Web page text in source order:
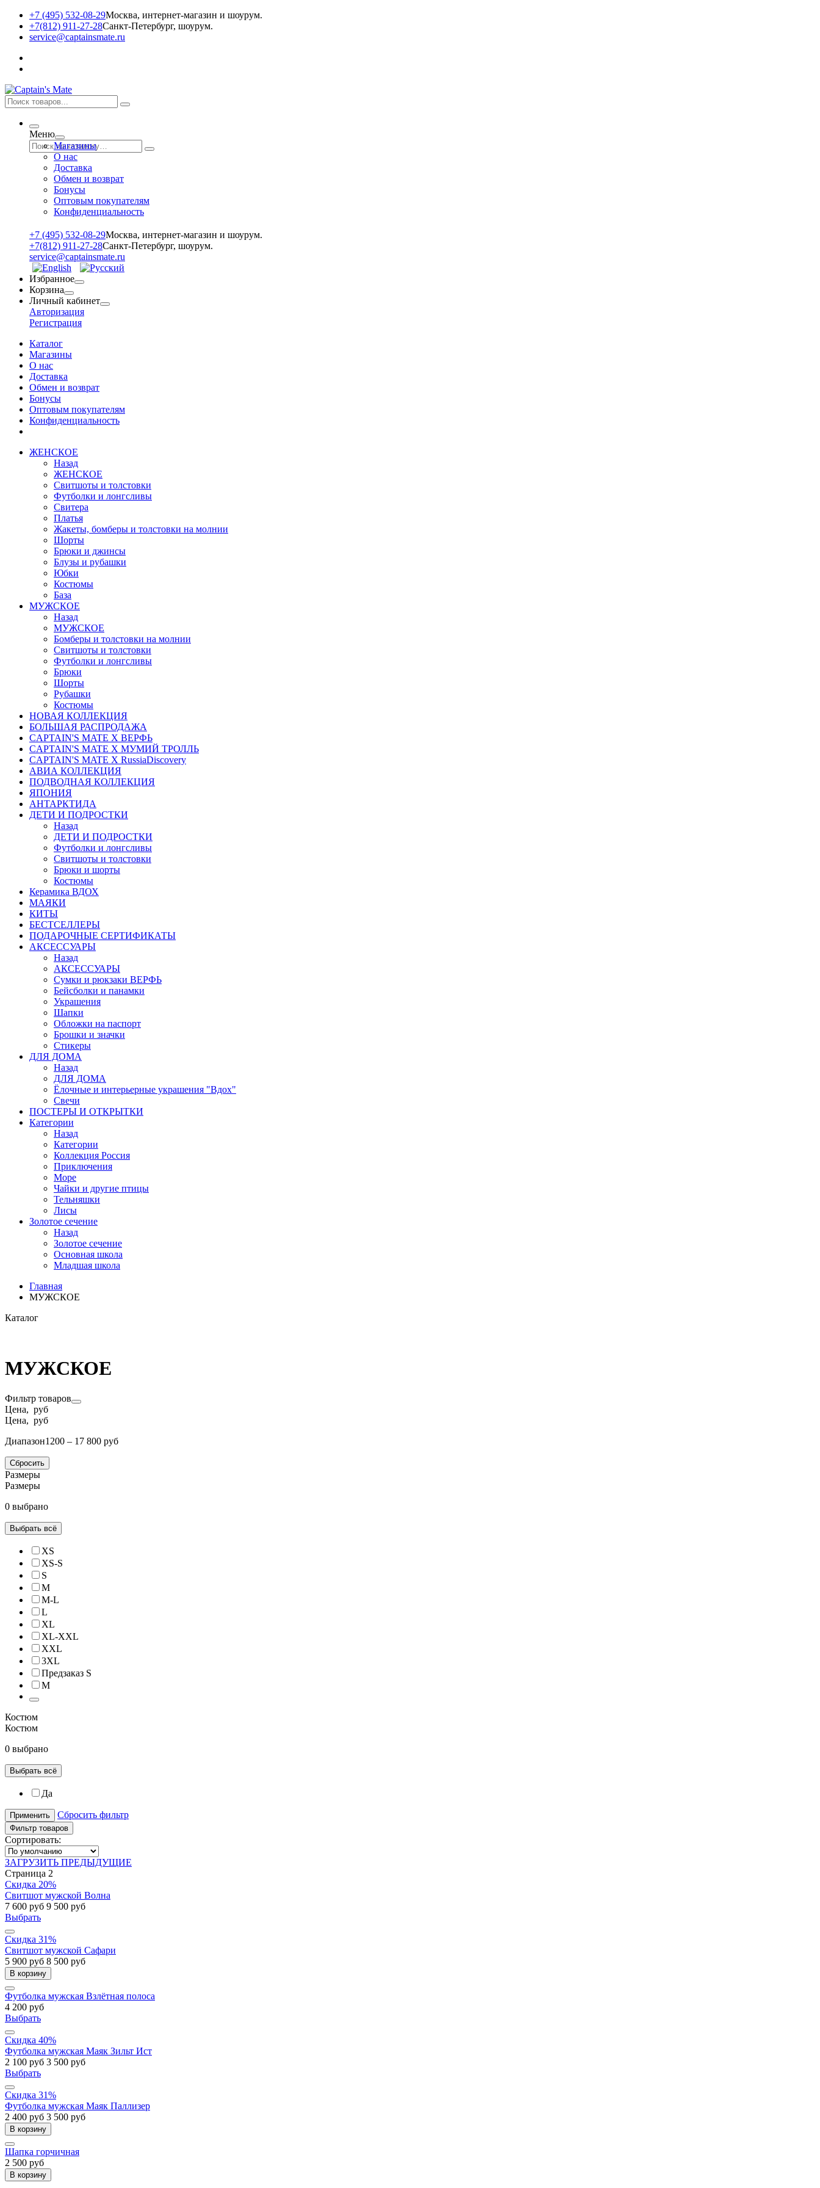
+7 (495) 532-08-29Москва, интернет-магазин и шоурум.
+7(812) 911-27-28Санкт-Петербург, шоурум.
service@captainsmate.ru
Меню
Магазины
О нас
Доставка
Обмен и возврат
Бонусы
Оптовым покупателям
Конфиденциальность
+7 (495) 532-08-29Москва, интернет-магазин и шоурум.
+7(812) 911-27-28Санкт-Петербург, шоурум.
service@captainsmate.ru
Избранное
Корзина
Личный кабинет
Авторизация
Регистрация
Каталог
Магазины
О нас
Доставка
Обмен и возврат
Бонусы
Оптовым покупателям
Конфиденциальность
ЖЕНСКОЕ
Назад
ЖЕНСКОЕ
Свитшоты и толстовки
Футболки и лонгсливы
Свитера
Платья
Жакеты, бомберы и толстовки на молнии
Шорты
Брюки и джинсы
Блузы и рубашки
Юбки
Костюмы
База
МУЖСКОЕ
Назад
МУЖСКОЕ
Бомберы и толстовки на молнии
Свитшоты и толстовки
Футболки и лонгсливы
Брюки
Шорты
Рубашки
Костюмы
НОВАЯ КОЛЛЕКЦИЯ
БОЛЬШАЯ РАСПРОДАЖА
CAPTAIN'S MATE X ВЕРФЬ
CAPTAIN'S MATE Х МУМИЙ ТРОЛЛЬ
CAPTAIN'S MATE X RussiaDiscovery
АВИА КОЛЛЕКЦИЯ
ПОДВОДНАЯ КОЛЛЕКЦИЯ
ЯПОНИЯ
АНТАРКТИДА
ДЕТИ И ПОДРОСТКИ
Назад
ДЕТИ И ПОДРОСТКИ
Футболки и лонгсливы
Свитшоты и толстовки
Брюки и шорты
Костюмы
Керамика ВДОХ
МАЯКИ
КИТЫ
БЕСТСЕЛЛЕРЫ
ПОДАРОЧНЫЕ СЕРТИФИКАТЫ
АКСЕССУАРЫ
Назад
АКСЕССУАРЫ
Сумки и рюкзаки ВЕРФЬ
Бейсболки и панамки
Украшения
Шапки
Обложки на паспорт
Брошки и значки
Стикеры
ДЛЯ ДОМА
Назад
ДЛЯ ДОМА
Ёлочные и интерьерные украшения "Вдох"
Свечи
ПОСТЕРЫ И ОТКРЫТКИ
Категории
Назад
Категории
Коллекция Россия
Приключения
Море
Чайки и другие птицы
Тельняшки
Лисы
Золотое сечение
Назад
Золотое сечение
Основная школа
Младшая школа
Главная
МУЖСКОЕ
Каталог
МУЖСКОЕ
Фильтр товаров
Цена, руб
Цена, руб
Диапазон1200 – 17 800 руб
Сбросить
Размеры
Размеры
0 выбрано
Выбрать всё
XS
XS-S
S
M
M-L
L
XL
XL-XXL
XXL
3XL
Предзаказ S
М
Костюм
Костюм
0 выбрано
Выбрать всё
Да
Применить Сбросить фильтр
Фильтр товаров
Сортировать:
ЗАГРУЗИТЬ ПРЕДЫДУЩИЕ
Страница 2
Скидка 20%
Свитшот мужской Волна
7 600 руб 9 500 руб
Выбрать
Скидка 31%
Свитшот мужской Сафари
5 900 руб 8 500 руб
В корзину
Футболка мужская Взлётная полоса
4 200 руб
Выбрать
Скидка 40%
Футболка мужская Маяк Зильт Ист
2 100 руб 3 500 руб
Выбрать
Скидка 31%
Футболка мужская Маяк Паллизер
2 400 руб 3 500 руб
В корзину
Шапка горчичная
2 500 руб
В корзину